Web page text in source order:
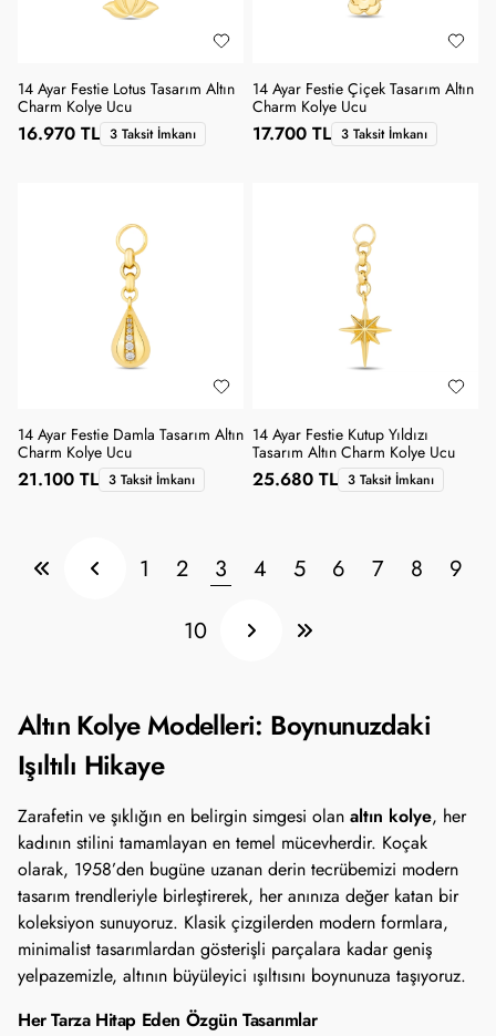
14 Ayar Festie Lotus Tasarım Altın
Charm Kolye Ucu
16.970 TL 3 Taksit İmkanı
14 Ayar Festie Çiçek Tasarım Altın
Charm Kolye Ucu
17.700 TL 3 Taksit İmkanı
14 Ayar Festie Damla Tasarım Altın
Charm Kolye Ucu
21.100 TL 3 Taksit İmkanı
14 Ayar Festie Kutup Yıldızı
Tasarım Altın Charm Kolye Ucu
25.680 TL 3 Taksit İmkanı
1 2 3 4 5 6 7 8
9
10
Altın Kolye Modelleri: Boynunuzdaki
Işıltılı Hikaye
Zarafetin ve şıklığın en belirgin simgesi olan altın kolye, her
kadının stilini tamamlayan en temel mücevherdir. Koçak
olarak, 1958’den bugüne uzanan derin tecrübemizi modern
tasarım trendleriyle birleştirerek, her anınıza değer katan bir
koleksiyon sunuyoruz. Klasik çizgilerden modern formlara,
minimalist tasarımlardan gösterişli parçalara kadar geniş
yelpazemizle, altının büyüleyici ışıltısını boynunuza taşıyoruz.
Her Tarza Hitap Eden Özgün Tasarımlar